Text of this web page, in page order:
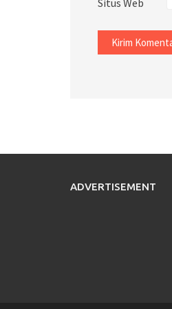
Situs Web
ADVERTISEMENT